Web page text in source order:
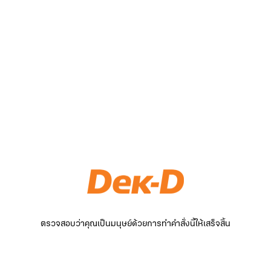
ตรวจสอบว่าคุณเป็นมนุษย์ด้วยการทำคำสั่งนี้ให้เสร็จสิ้น